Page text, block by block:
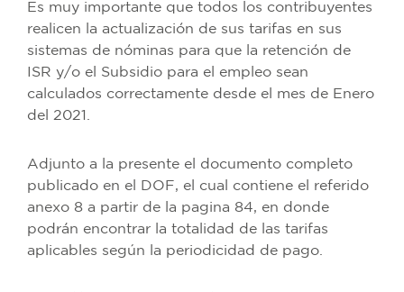
Es muy importante que todos los contribuyentes
realicen la actualización de sus tarifas en sus
sistemas de nóminas para que la retención de
ISR y/o el Subsidio para el empleo sean
calculados correctamente desde el mes de Enero
del 2021.
Adjunto a la presente el documento completo
publicado en el DOF, el cual contiene el referido
anexo 8 a partir de la pagina 84, en donde
podrán encontrar la totalidad de las tarifas
aplicables según la periodicidad de pago.